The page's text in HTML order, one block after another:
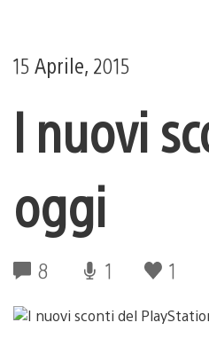
15 Aprile, 2015
I nuovi
oggi
8 1 1